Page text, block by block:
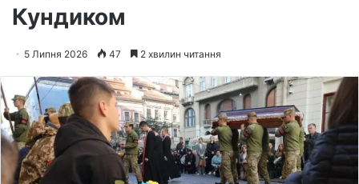
Кундиком
5 Липня 2026 47 2 хвилин читання